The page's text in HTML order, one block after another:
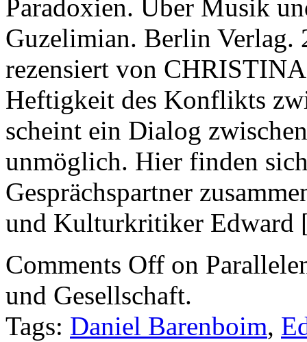
Paradoxien. Über Musik
Guzelimian. Berlin Verlag.
rezensiert von
Heftigkeit des Konflikts
scheint ein Dialog
unmöglich. Hier finden
Gesprächspartner
und Kulturkritiker
Comments Off on
und Gesellschaft.
Tags: Daniel Barenboim,